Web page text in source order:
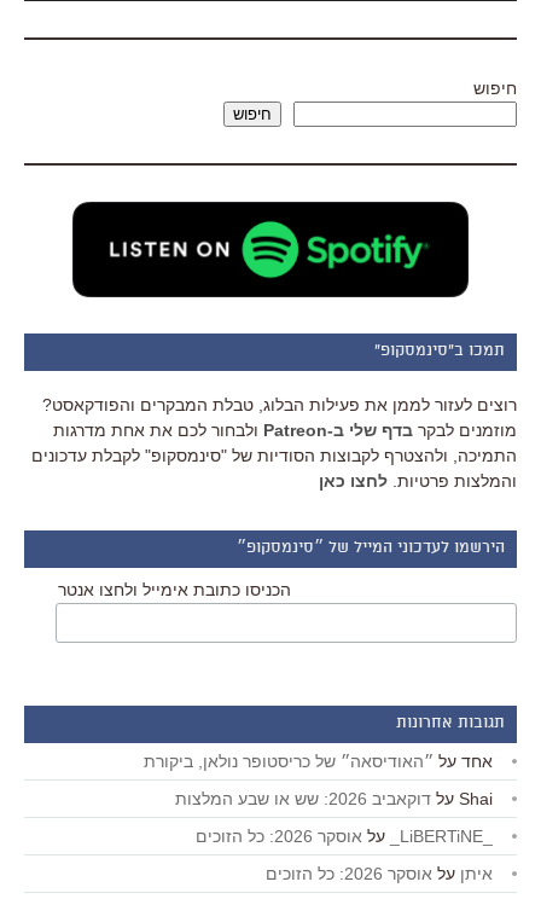
חיפוש
חיפוש
תמכו ב"סינמסקופ"
רוצים לעזור לממן את פעילות הבלוג, טבלת המבקרים והפודקאסט?
מוזמנים לבקר בדף שלי ב-Patreon
ולבחור לכם את אחת מדרגות
התמיכה, ולהצטרף לקבוצות הסודיות של "סינמסקופ" לקבלת עדכונים
והמלצות פרטיות. לחצו כאן
הירשמו לעדכוני המייל של ״סינמסקופ״
הכניסו כתובת אימייל ולחצו אנטר
תגובות אחרונות
אחד על ״האודיסאה״ של כריסטופר נולאן, ביקורת
Shai על דוקאביב 2026: שש או שבע המלצות
על אוסקר 2026: כל הזוכים
איתן על אוסקר 2026: כל הזוכים